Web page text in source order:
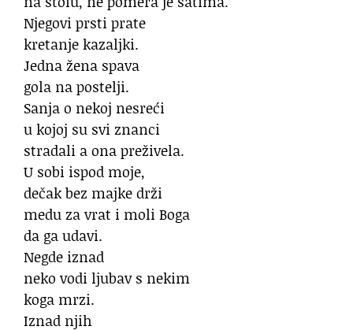
Njegovi prsti prate
kretanje kazaljki.
Jedna žena spava
gola na postelji.
Sanja o nekoj nesreći
u kojoj su svi znanci
stradali a ona preživela.
U sobi ispod moje,
dečak bez majke drži
medu za vrat i moli Boga
da ga udavi.
Negde iznad
neko vodi ljubav s nekim
koga mrzi.
Iznad njih